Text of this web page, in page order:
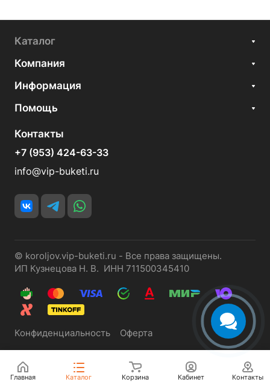
Каталог
Компания
Информация
Помощь
Контакты
+7 (953) 424-63-33
info@vip-buketi.ru
© koroljov.vip-buketi.ru - Все права защищены.
ИП Кузнецова Н. В. ИНН 711500345410
Конфиденциальность Оферта
Главная Каталог Корзина Кабинет Контакты